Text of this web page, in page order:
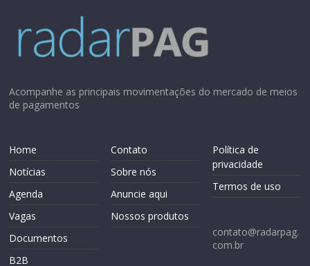
Acompanhe as principais movimentações do mercado de meios
de pagamentos
Home
Notícias
Agenda
Vagas
Documentos
B2B
Contato
Sobre nós
Anuncie aqui
Nossos produtos
Política de
privacidade
Termos de uso
contato@radarpag.
com.br